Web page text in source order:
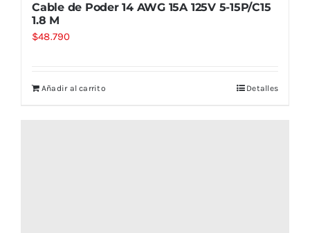
Cable de Poder 14 AWG 15A 125V 5-15P/C15
1.8 M
$48.790
Añadir al carrito Detalles